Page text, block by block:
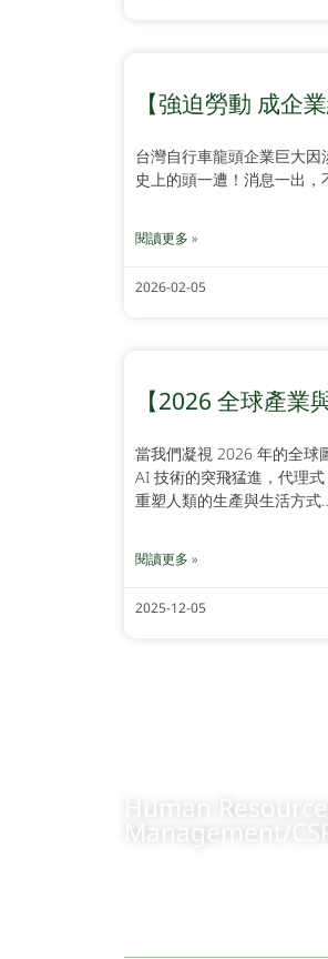
【強迫勞動 成企
台灣自行車龍頭企業巨大
史上的頭一遭！消息一出
閱讀更多 »
2026-02-05
【2026 全球產業
當我們凝視 2026 年的全球
AI 技術的突飛猛進，代理
重塑人類的生產與生活方式
閱讀更多 »
2025-12-05
Human Resources
Management/